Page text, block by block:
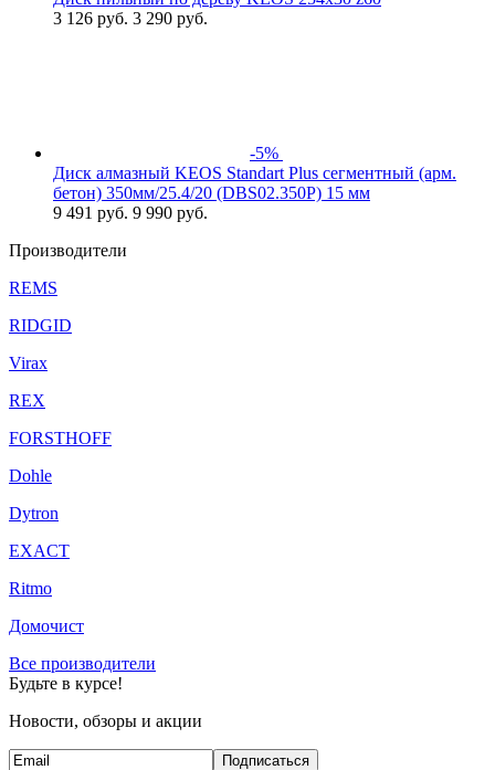
3 126 руб. 3 290 руб.
-5%
Диск алмазный KEOS Standart Plus сегментный (арм.
бетон) 350мм/25.4/20 (DBS02.350P) 15 мм
9 491 руб. 9 990 руб.
Производители
REMS
RIDGID
Virax
REX
FORSTHOFF
Dohle
Dytron
EXACT
Ritmo
Домочист
Все производители
Будьте в курсе!
Новости, обзоры и акции
Подписаться